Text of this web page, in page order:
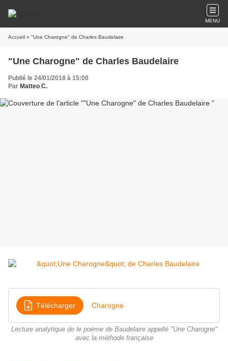
MENU
Accueil » "Une Charogne" de Charles Baudelaire
"Une Charogne" de Charles Baudelaire
Publié le 24/01/2018 à 15:00
Par Matteo C.
Télécharger Charogne
Lecture analytique de le poème de Baudelaire appellé "Une Charogne"
avec la méthode française